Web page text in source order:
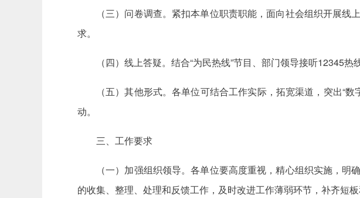
（三）问卷调查。紧扣本单位职责职能，面向社会组织开展
求。
（四）线上答疑。结合“为民热线”节目、部门领导接听12345热
（五）其他形式。各单位可结合工作实际，拓宽渠道，突出“
动。
三、工作要求
（一）加强组织领导。各单位要高度重视，精心组织实施，
的收集、整理、处理和反馈工作，及时改进工作薄弱环节，补齐短板